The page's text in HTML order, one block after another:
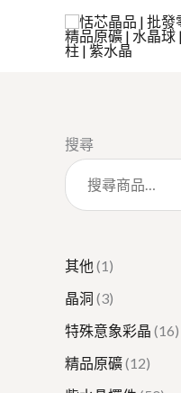
搜尋
其他 1
晶洞 3
特殊意象彩晶 16
精品原礦 12